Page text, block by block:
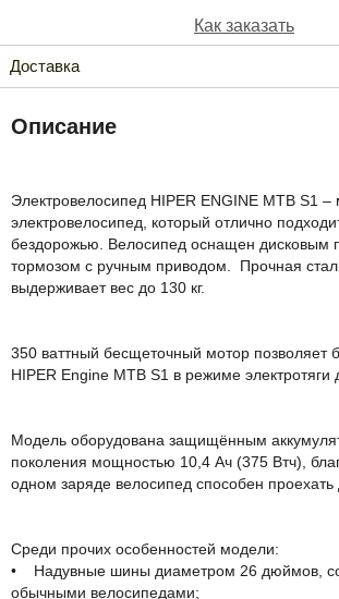
Как заказать
Доставка
Описание
Электровелосипед HIPER ENGINE MTB S1
электровелосипед, который отлично
бездорожью. Велосипед оснащен дисковым
тормозом с ручным приводом. Прочная
выдерживает вес до 130 кг.
350 ваттный бесщеточный мотор позволяет
HIPER Engine MTB S1 в режиме электротяги
Модель оборудована защищённым
поколения мощностью 10,4 Ач (375 Втч),
одном заряде велосипед способен
Среди прочих особенностей модели:
• Надувные шины диаметром 26 дюймов,
обычными велосипедами;